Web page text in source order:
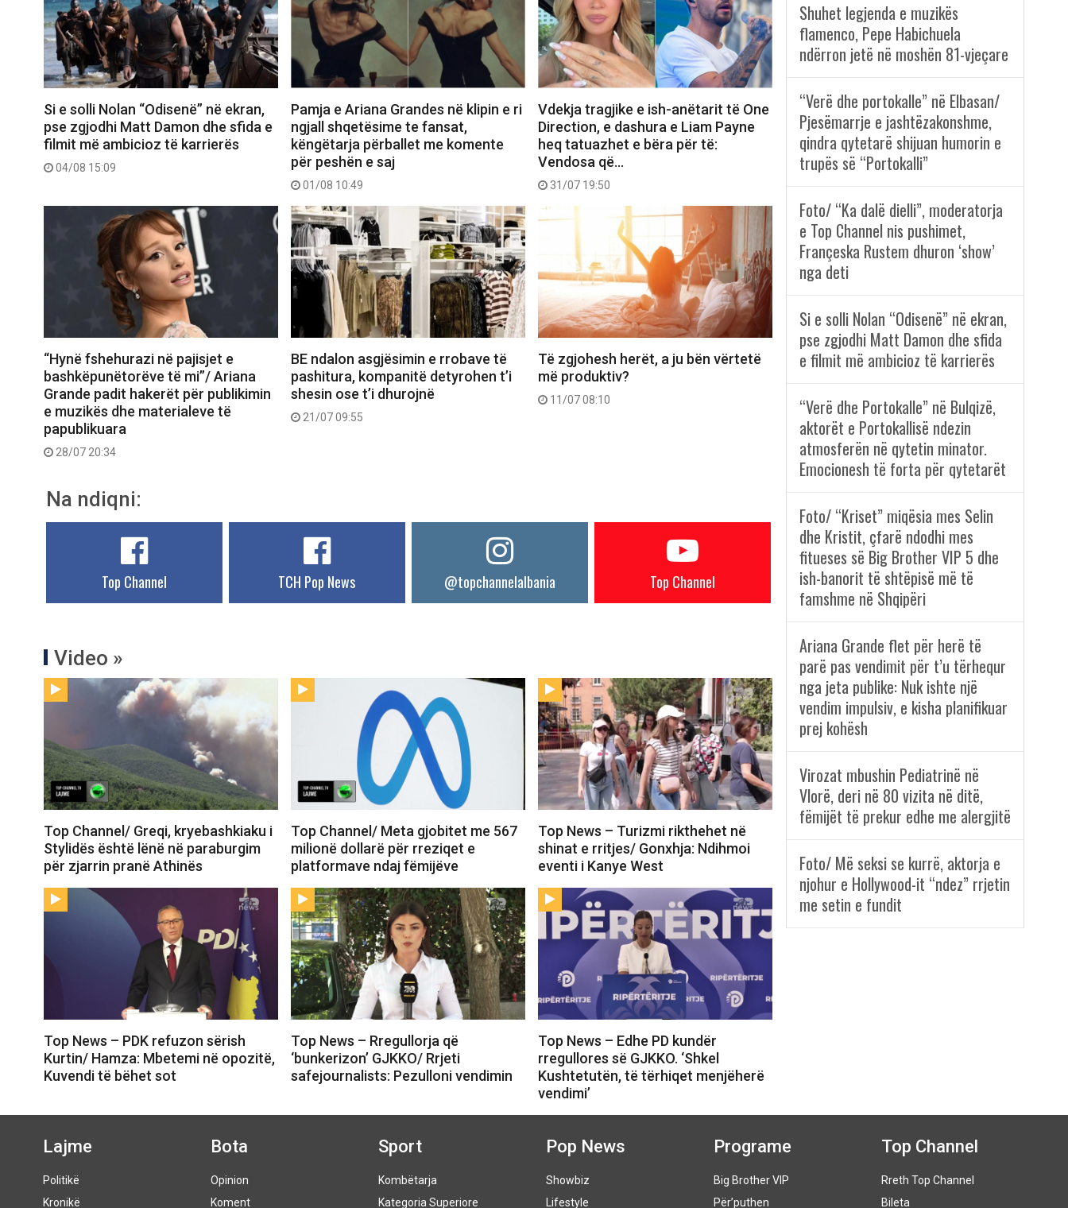
Si e solli Nolan “Odisenë” në ekran,
pse zgjodhi Matt Damon dhe sfida e
filmit më ambicioz të karrierës
04/08 15:09
Pamja e Ariana Grandes në klipin e ri
ngjall shqetësime te fansat,
këngëtarja përballet me komente
për peshën e saj
01/08 10:49
Vdekja tragjike e ish-anëtarit të One
Direction, e dashura e Liam Payne
heq tatuazhet e bëra për të:
Vendosa që…
31/07 19:50
“Hynë fshehurazi në pajisjet e
bashkëpunëtorëve të mi”/ Ariana
Grande padit hakerët për publikimin
e muzikës dhe materialeve të
papublikuara
28/07 20:34
BE ndalon asgjësimin e rrobave të
pashitura, kompanitë detyrohen t’i
shesin ose t’i dhurojnë
21/07 09:55
Të zgjohesh herët, a ju bën vërtetë
më produktiv?
11/07 08:10
Na ndiqni:
Top Channel TCH Pop News @topchannelalbania Top Channel
Video »
Top Channel/ Greqi, kryebashkiaku i
Stylidës është lënë në paraburgim
për zjarrin pranë Athinës
Top Channel/ Meta gjobitet me 567
milionë dollarë për rreziqet e
platformave ndaj fëmijëve
Top News – Turizmi rikthehet në
shinat e rritjes/ Gonxhja: Ndihmoi
eventi i Kanye West
Top News – PDK refuzon sërish
Kurtin/ Hamza: Mbetemi në opozitë,
Kuvendi të bëhet sot
Top News – Rregullorja që
‘bunkerizon’ GJKKO/ Rrjeti
safejournalists: Pezulloni vendimin
Top News – Edhe PD kundër
rregullores së GJKKO. ‘Shkel
Kushtetutën, të tërhiqet menjëherë
vendimi’
Shuhet legjenda e muzikës
flamenco, Pepe Habichuela
ndërron jetë në moshën 81-vjeçare
“Verë dhe portokalle” në Elbasan/
Pjesëmarrje e jashtëzakonshme,
qindra qytetarë shijuan humorin e
trupës së “Portokalli”
Foto/ “Ka dalë dielli”, moderatorja
e Top Channel nis pushimet,
Françeska Rustem dhuron ‘show’
nga deti
Si e solli Nolan “Odisenë” në ekran,
pse zgjodhi Matt Damon dhe sfida
e filmit më ambicioz të karrierës
“Verë dhe Portokalle” në Bulqizë,
aktorët e Portokallisë ndezin
atmosferën në qytetin minator.
Emocionesh të forta për qytetarët
Foto/ “Kriset” miqësia mes Selin
dhe Kristit, çfarë ndodhi mes
fitueses së Big Brother VIP 5 dhe
ish-banorit të shtëpisë më të
famshme në Shqipëri
Ariana Grande flet për herë të
parë pas vendimit për t’u tërhequr
nga jeta publike: Nuk ishte një
vendim impulsiv, e kisha planifikuar
prej kohësh
Virozat mbushin Pediatrinë në
Vlorë, deri në 80 vizita në ditë,
fëmijët të prekur edhe me alergjitë
Foto/ Më seksi se kurrë, aktorja e
njohur e Hollywood-it “ndez” rrjetin
me setin e fundit
Lajme
Politikë
Kronikë
Bota
Opinion
Koment
Sport
Kombëtarja
Kategoria Superiore
Pop News
Showbiz
Lifestyle
Programe
Big Brother VIP
Për’puthen
Top Channel
Rreth Top Channel
Bileta